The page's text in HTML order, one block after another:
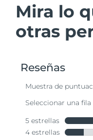
Mira lo
otras